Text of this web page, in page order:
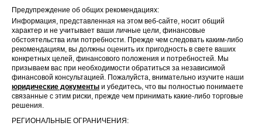
Предупреждение об общих рекомендациях:
Информация, представленная на этом веб-сайте, носит общий
характер и не учитывает ваши личные цели, финансовые
обстоятельства или потребности. Прежде чем следовать каким-либо
рекомендациям, вы должны оценить их пригодность в свете ваших
конкретных целей, финансового положения и потребностей. Мы
призываем вас при необходимости обратиться за независимой
финансовой консультацией. Пожалуйста, внимательно изучите наши
юридические документы и убедитесь, что вы полностью понимаете
связанные с этим риски, прежде чем принимать какие-либо торговые
решения.
РЕГИОНАЛЬНЫЕ ОГРАНИЧЕНИЯ: